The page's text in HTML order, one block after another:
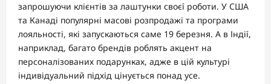
запрошуючи клієнтів за лаштунки своєї роботи. У США
та Канаді популярні масові розпродажі та програми
лояльності, які запускаються саме 19 березня. А в Індії,
наприклад, багато брендів роблять акцент на
персоналізованих подарунках, адже в цій культурі
індивідуальний підхід цінується понад усе.